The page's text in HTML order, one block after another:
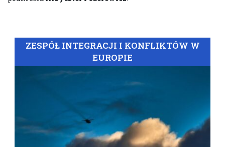
ZESPÓŁ INTEGRACJI I KONFLIKTÓW W
EUROPIE